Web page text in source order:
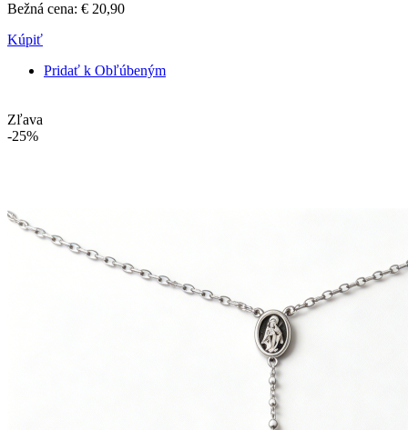
Bežná cena: € 20,90
Kúpiť
Pridať k Obľúbeným
Zľava
-25%